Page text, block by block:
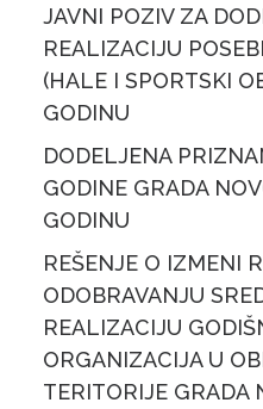
JAVNI POZIV ZA
REALIZACIJU
(HALE I SPORTSKI
GODINU
DODELJENA
GODINE GRADA
GODINU
REŠENJE O IZMENI
ODOBRAVANJU
REALIZACIJU
ORGANIZACIJA U
TERITORIJE GRADA